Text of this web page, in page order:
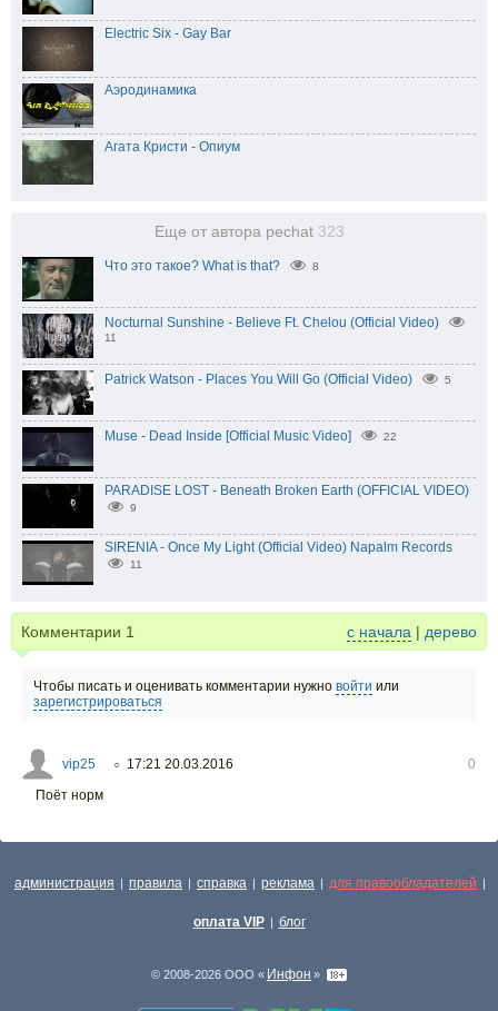
Electric Six - Gay Bar
Аэродинамика
Агата Кристи - Опиум
Еще от автора pechat 323
Что это такое? What is that? 8
Nocturnal Sunshine - Believe Ft. Chelou (Official Video)
11
Patrick Watson - Places You Will Go (Official Video) 5
Muse - Dead Inside [Official Music Video] 22
PARADISE LOST - Beneath Broken Earth (OFFICIAL VIDEO)
9
SIRENIA - Once My Light (Official Video) Napalm Records
11
Комментарии 1 с начала | дерево
Чтобы писать и оценивать комментарии нужно войти или
зарегистрироваться
vip25 ○ 17:21 20.03.2016
0
Поёт норм
администрация | правила | справка | реклама | для правообладателей |
оплата VIP | блог
© 2008-2026 ООО « Инфон »